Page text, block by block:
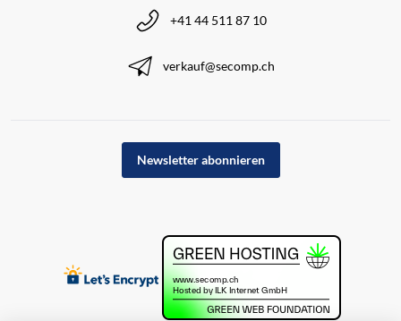
+41 44 511 87 10
verkauf@secomp.ch
Newsletter abonnieren